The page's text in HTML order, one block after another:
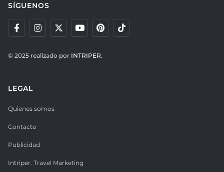
SÍGUENOS
© 2025 realizado por INTRIPER.
LEGAL
Quienes somos
Contacto
Publicidad
Intriper. Travel Marketing